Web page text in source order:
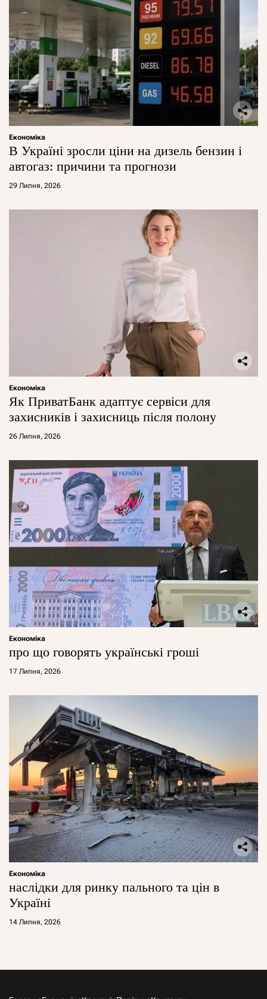
Економіка
В Україні зросли ціни на дизель бензин і
автогаз: причини та прогнози
29 Липня, 2026
Економіка
Як ПриватБанк адаптує сервіси для
захисників і захисниць після полону
26 Липня, 2026
Економіка
про що говорять українські гроші
17 Липня, 2026
Економіка
наслідки для ринку пального та цін в
Україні
14 Липня, 2026